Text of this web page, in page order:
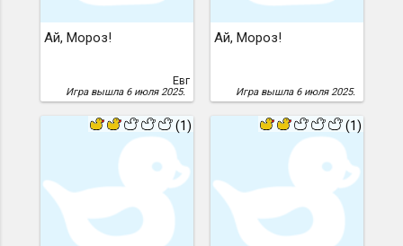
Ай, Мороз!
Евг
Игра вышла 6 июля 2025.
Ай, Мороз!
Игра вышла 6 июля 2025.
(1) (1)